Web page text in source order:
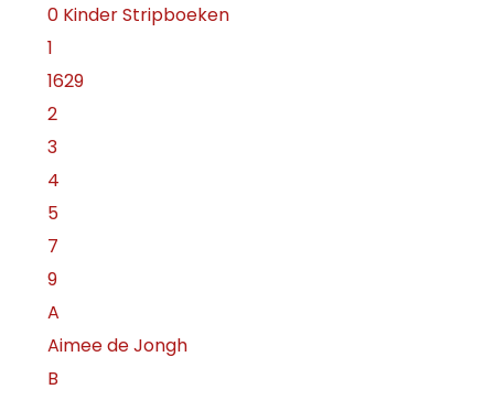
0 Kinder Stripboeken
1
1629
2
3
4
5
7
9
A
Aimee de Jongh
B